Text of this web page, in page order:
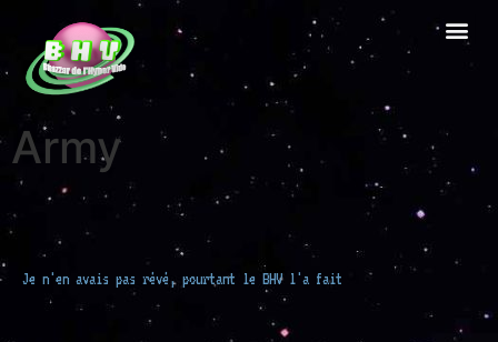
Army
Je n'en avais pas révé, pourtant le BHV l'a fait